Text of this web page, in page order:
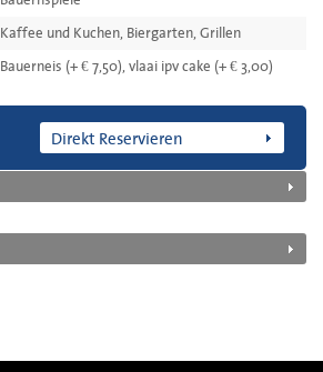
Kaffee und Kuchen, Biergarten, Grillen
Bauerneis (+ € 7,50), vlaai ipv cake (+ € 3,00)
Direkt Reservieren